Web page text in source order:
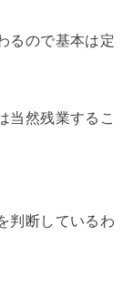
るので基本は定
当然残業するこ
判断しているわ